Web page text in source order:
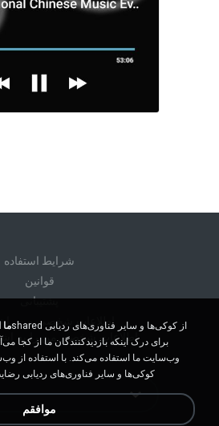
شرايط استفاده
قوانين
پشتیبانی
اطلاعات شخصی من را
اطلاعات شخصی من را به
ما
برای درک اینکه بازدیدکنندگان ما از کجا
وب‌سایت ما استفاده می‌کند. با استفاده از
کوکی‌ها و سایر فناوری‌های ردیابی
موافقم